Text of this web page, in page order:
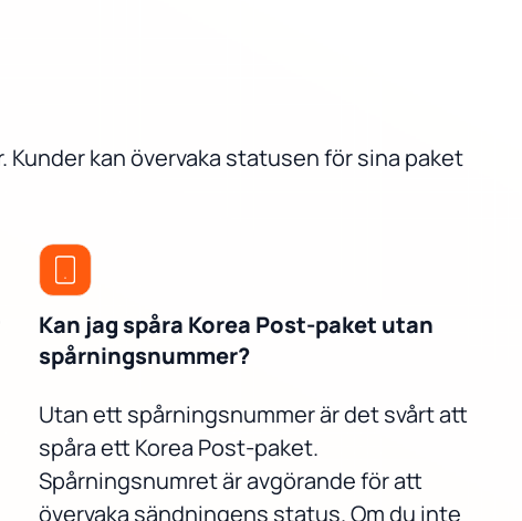
kan övervaka statusen för sina paket
Kan jag spåra Korea Post-paket utan
spårningsnummer?
Utan ett spårningsnummer är det svårt att
spåra ett Korea Post-paket.
Spårningsnumret är avgörande för att
övervaka sändningens status. Om du inte